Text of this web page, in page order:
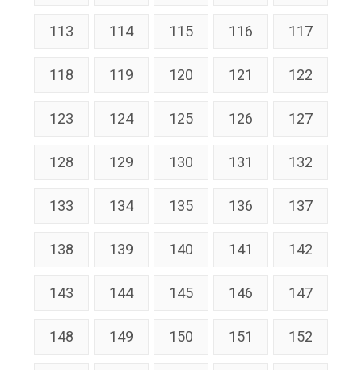
113 114 115 116 117
118 119 120 121 122
123 124 125 126 127
128 129 130 131 132
133 134 135 136 137
138 139 140 141 142
143 144 145 146 147
148 149 150 151 152